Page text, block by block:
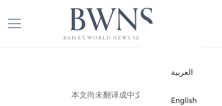
العربية
English
本文尚未翻译成中文。